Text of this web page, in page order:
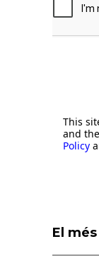
This
and
Policy
El